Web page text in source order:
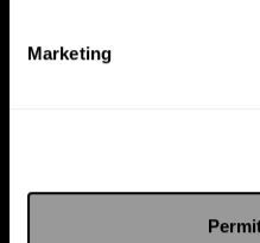
Marketing
Política
PODCAST RADIO